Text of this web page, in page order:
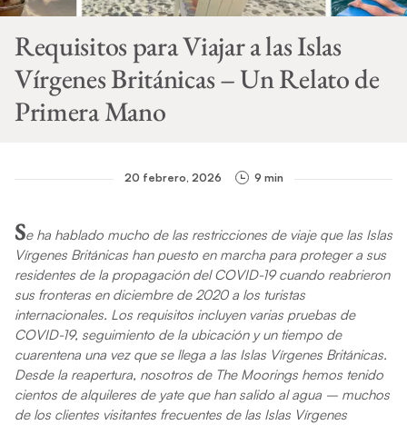
Requisitos para Viajar a las Islas
Vírgenes Británicas – Un Relato de
Primera Mano
20 febrero, 2026 9 min
Se ha hablado mucho de las restricciones de viaje que las Islas
Vírgenes Británicas han puesto en marcha para proteger a sus
residentes de la propagación del COVID-19 cuando reabrieron
sus fronteras en diciembre de 2020 a los turistas
internacionales. Los requisitos incluyen varias pruebas de
COVID-19, seguimiento de la ubicación y un tiempo de
cuarentena una vez que se llega a las Islas Vírgenes Británicas.
Desde la reapertura, nosotros de The Moorings hemos tenido
cientos de alquileres de yate que han salido al agua – muchos
de los clientes visitantes frecuentes de las Islas Vírgenes